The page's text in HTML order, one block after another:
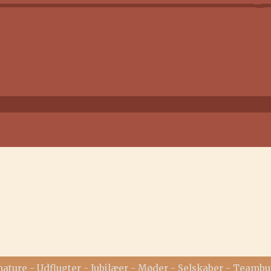
- Udflugter - Jubilæer - Møder - Selskaber -